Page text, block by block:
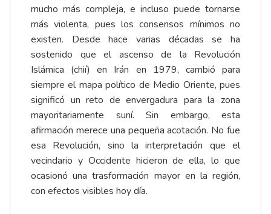
mucho más compleja, e incluso puede tornarse
más violenta, pues los consensos mínimos no
existen. Desde hace varias décadas se ha
sostenido que el ascenso de la Revolución
Islámica (chií) en Irán en 1979, cambió para
siempre el mapa político de Medio Oriente, pues
significó un reto de envergadura para la zona
mayoritariamente suní. Sin embargo, esta
afirmación merece una pequeña acotación. No fue
esa Revolución, sino la interpretación que el
vecindario y Occidente hicieron de ella, lo que
ocasionó una trasformación mayor en la región,
con efectos visibles hoy día.